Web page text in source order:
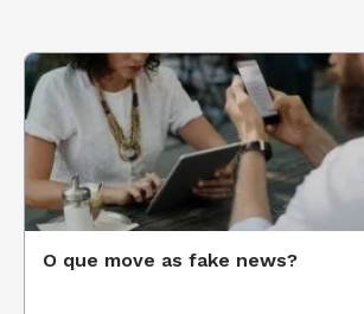
LEANDRO BEGUOCI,Diretor
conteúdo.
O que move as fake news?